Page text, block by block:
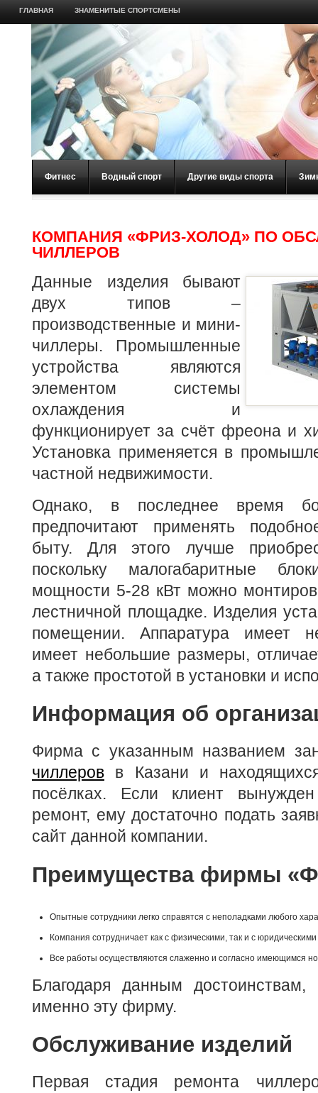
ГЛАВНАЯ ЗНАМЕНИТЫЕ СПОРТСМЕНЫ
Фитнес Водный спорт Другие виды спорта
КОМПАНИЯ «ФРИЗ-ХОЛОД» ПО
ЧИЛЛЕРОВ
Данные изделия бывают
двух типов –
производственные и мини-
чиллеры. Промышленные
устройства являются
элементом системы
охлаждения и
функционирует за счёт фреона и
Установка применяется в
частной недвижимости.
Однако, в последнее время
предпочитают применять
быту. Для этого лучше
поскольку малогабаритные
мощности 5-28 кВт можно
лестничной площадке. Изделия
помещении. Аппаратура имеет
имеет небольшие размеры,
а также простотой в установки и
Информация об
Фирма с указанным названием
чиллеров в Казани и
посёлках. Если клиент
ремонт, ему достаточно подать
сайт данной компании.
Преимущества фирмы
Опытные сотрудники легко справятся с неполадками любого
Компания сотрудничает как с физическими, так и с
Все работы осуществляются слаженно и согласно имеющимся
Благодаря данным
именно эту фирму.
Обслуживание изделий
Первая стадия ремонта